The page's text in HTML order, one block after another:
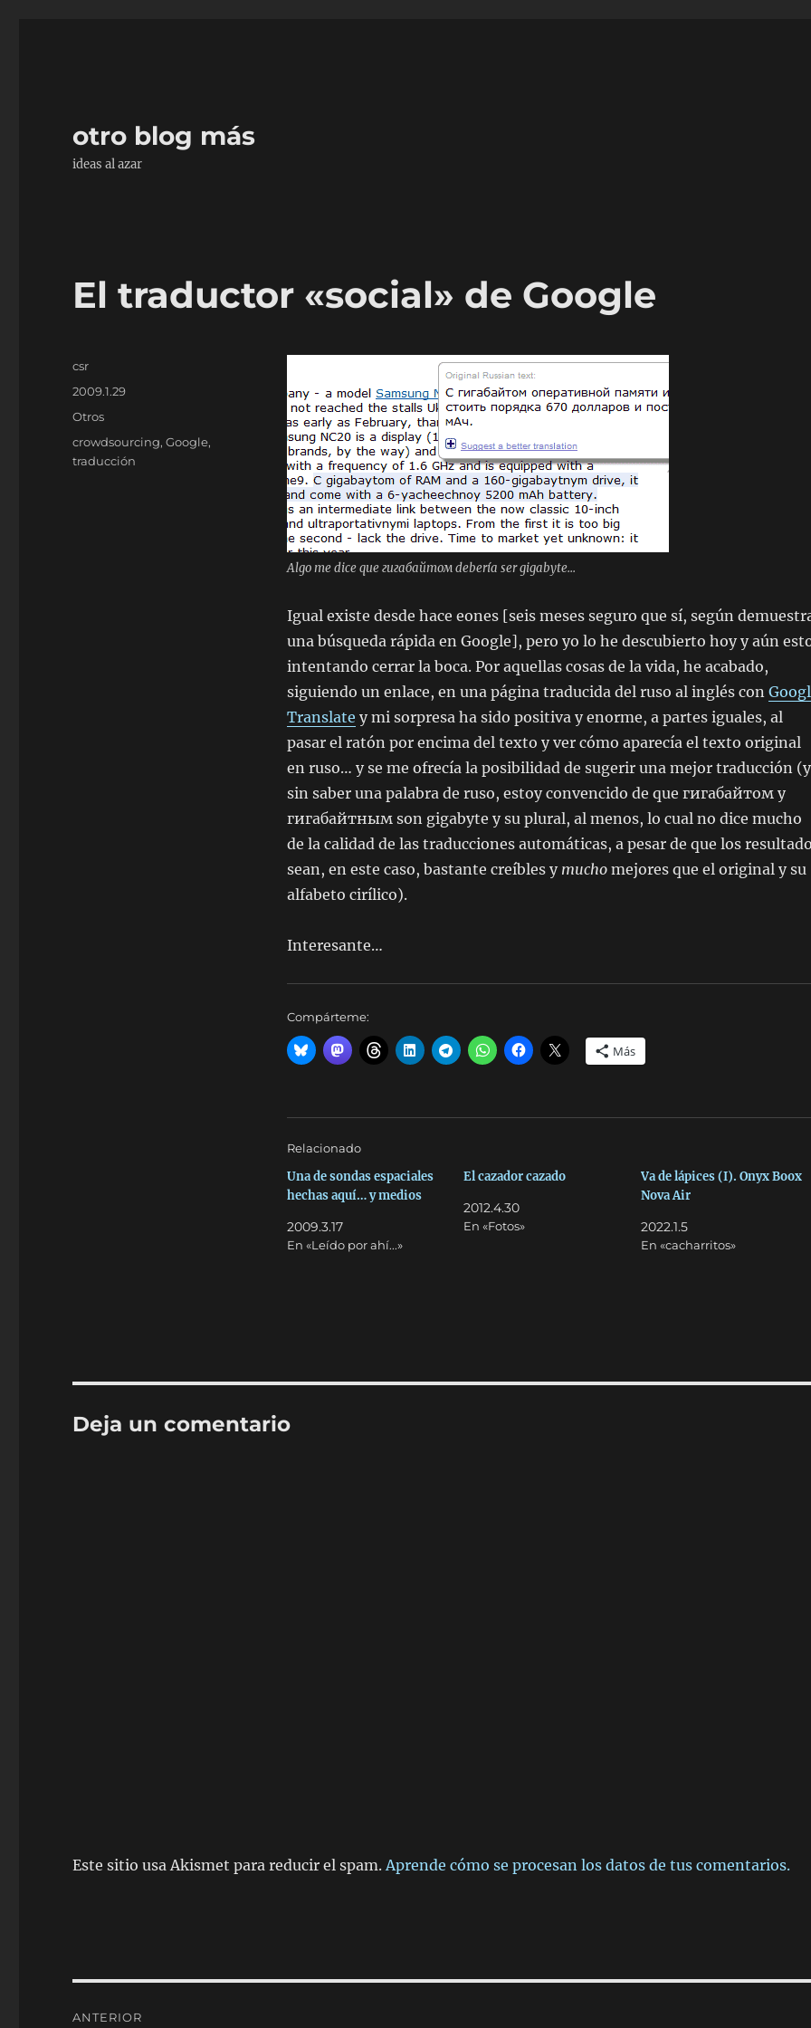
otro blog más
ideas al azar
El traductor «social» de Google
Algo me dice que гигабайтом debería ser gigabyte...
Igual existe desde hace eones [seis meses seguro que sí, según
una búsqueda rápida en Google], pero yo lo he descubierto hoy y aún
intentando cerrar la boca. Por aquellas cosas de la vida, he acabado,
siguiendo un enlace, en una página traducida del ruso al inglés con
Translate y mi sorpresa ha sido positiva y enorme, a partes iguales, al
pasar el ratón por encima del texto y ver cómo aparecía el texto original
en ruso… y se me ofrecía la posibilidad de sugerir una mejor traducción (y
sin saber una palabra de ruso, estoy convencido de que гигабайтомy
гигабайтнымson gigabyte y su plural, al menos, lo cual no dice mucho
de la calidad de las traducciones automáticas, a pesar de que los
sean, en este caso, bastante creíbles y muchomejores que el original y su
alfabeto cirílico).
Interesante…
Compárteme:
Más
Relacionado
Una de sondas espaciales
hechas aquí… y medios
2009.3.17
En «Leído por ahí...»
El cazador cazado
2012.4.30
En «Fotos»
Va de lápices (I). Onyx Boox
Nova Air
2022.1.5
En «cacharritos»
Autor
csr
Publicado
el
2009.1.29
Categorías
Otros
Etiquetas
crowdsourcing,Google,
traducción
Deja un comentario
Este sitio usa Akismet para reducir el spam.Aprende cómo se procesan los datos de tus comentarios.
ANTERIOR